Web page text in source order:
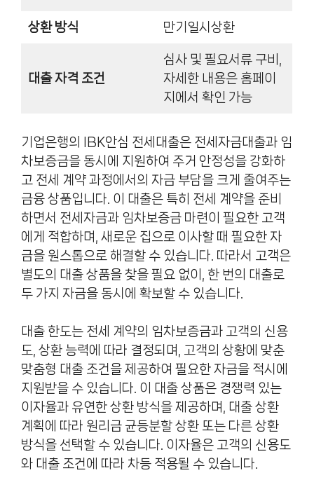
상환 방식 만기일시상환
대출 자격 조건
심사 및 필요서류 구비,
자세한 내용은 홈페이
지에서 확인 가능
기업은행의 IBK안심 전세대출은 전세자금대출과 임
차보증금을 동시에 지원하여 주거 안정성을 강화하
고 전세 계약 과정에서의 자금 부담을 크게 줄여주는
금융 상품입니다. 이 대출은 특히 전세 계약을 준비
하면서 전세자금과 임차보증금 마련이 필요한 고객
에게 적합하며, 새로운 집으로 이사할 때 필요한 자
금을 원스톱으로 해결할 수 있습니다. 따라서 고객은
별도의 대출 상품을 찾을 필요 없이, 한 번의 대출로
두 가지 자금을 동시에 확보할 수 있습니다.
대출 한도는 전세 계약의 임차보증금과 고객의 신용
도, 상환 능력에 따라 결정되며, 고객의 상황에 맞춘
맞춤형 대출 조건을 제공하여 필요한 자금을 적시에
지원받을 수 있습니다. 이 대출 상품은 경쟁력 있는
이자율과 유연한 상환 방식을 제공하며, 대출 상환
계획에 따라 원리금 균등분할 상환 또는 다른 상환
방식을 선택할 수 있습니다. 이자율은 고객의 신용도
와 대출 조건에 따라 차등 적용될 수 있습니다.